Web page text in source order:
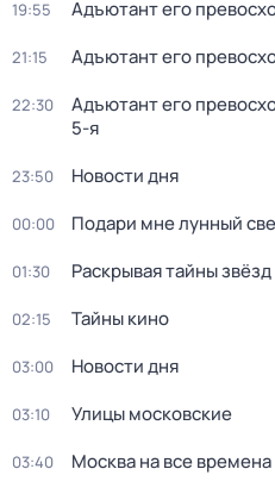
19:55 Адъютант его
21:15 Адъютант его
22:30 Адъютант его
5-я
23:50 Новости дня
00:00 Подари мне лунный
01:30 Раскрывая тайны звёзд
02:15 Тайны кино
03:00 Новости дня
03:10 Улицы московские
03:40 Москва на все времена